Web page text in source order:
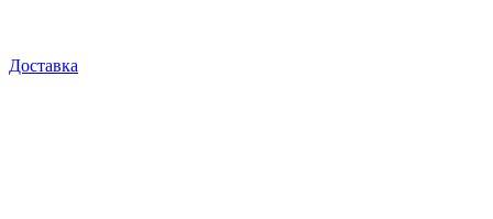
Доставка